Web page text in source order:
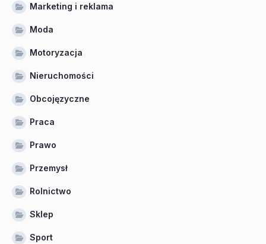
Marketing i reklama
Moda
Motoryzacja
Nieruchomości
Obcojęzyczne
Praca
Prawo
Przemysł
Rolnictwo
Sklep
Sport